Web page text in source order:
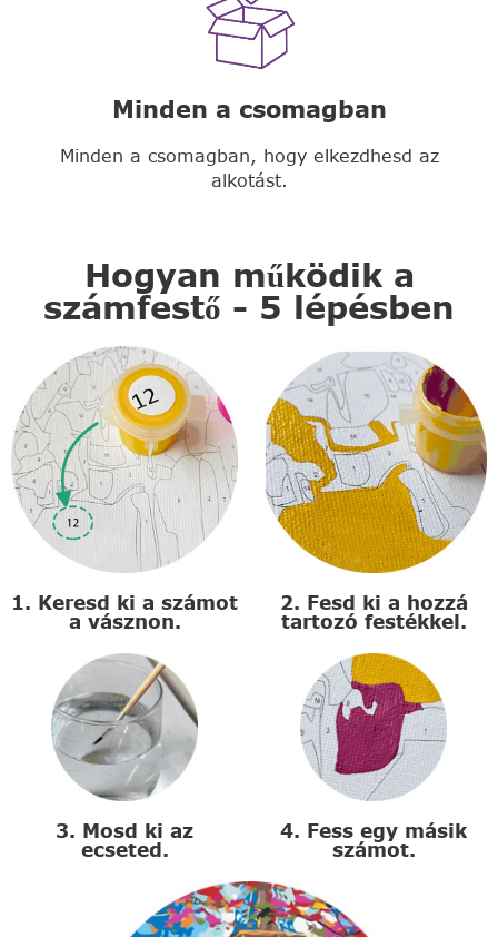
Minden a csomagban
Minden a csomagban, hogy elkezdhesd az
alkotást.
Hogyan működik a
számfestő - 5 lépésben
1. Keresd ki a számot
a vásznon.
2. Fesd ki a hozzá
tartozó festékkel.
3. Mosd ki az
ecseted.
4. Fess egy másik
számot.